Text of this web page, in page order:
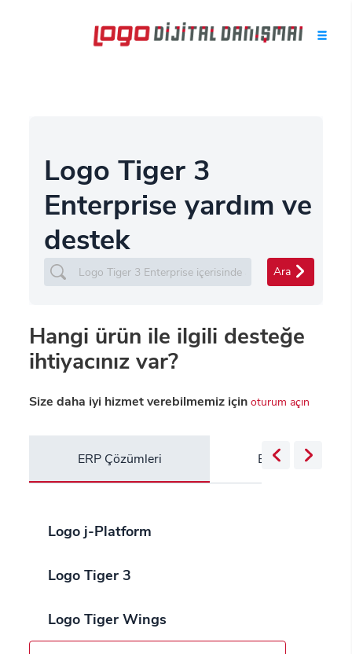
Logo Tiger 3
Enterprise yardım ve
destek
Ara
Hangi ürün ile ilgili desteğe
ihtiyacınız var?
Size daha iyi hizmet verebilmemiz içinoturum açın
ERP Çözümleri Bulut Servisleri
Logo j-Platform
Logo Tiger 3
Logo Tiger Wings